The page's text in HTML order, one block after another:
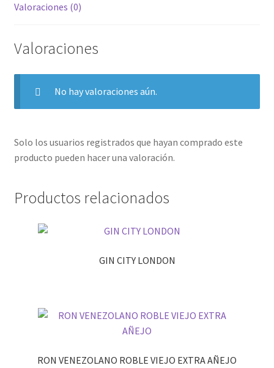
Valoraciones (0)
Valoraciones
No hay valoraciones aún.
Solo los usuarios registrados que hayan comprado este
producto pueden hacer una valoración.
Productos relacionados
GIN CITY LONDON
RON VENEZOLANO ROBLE VIEJO EXTRA AÑEJO